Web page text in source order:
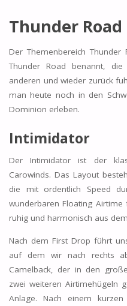
Thunder Road
Der Themenbereich Thunder
Thunder Road benannt,
anderen und wieder zurück
man heute noch in den
Dominion erleben.
Intimidator
Der Intimidator ist der
Carowinds. Das Layout
die mit ordentlich Speed
wunderbaren Floating
ruhig und harmonisch aus
Nach dem First Drop führt
auf dem wir nach rechts
Camelback, der in den
zwei weiteren Airtimehügeln
Anlage. Nach einem